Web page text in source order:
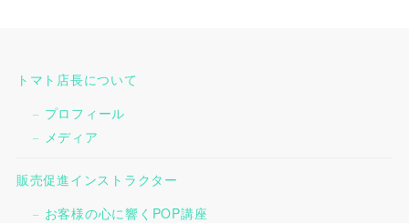
トマト店長について
プロフィール
メディア
販売促進インストラクター
お客様の心に響くPOP講座